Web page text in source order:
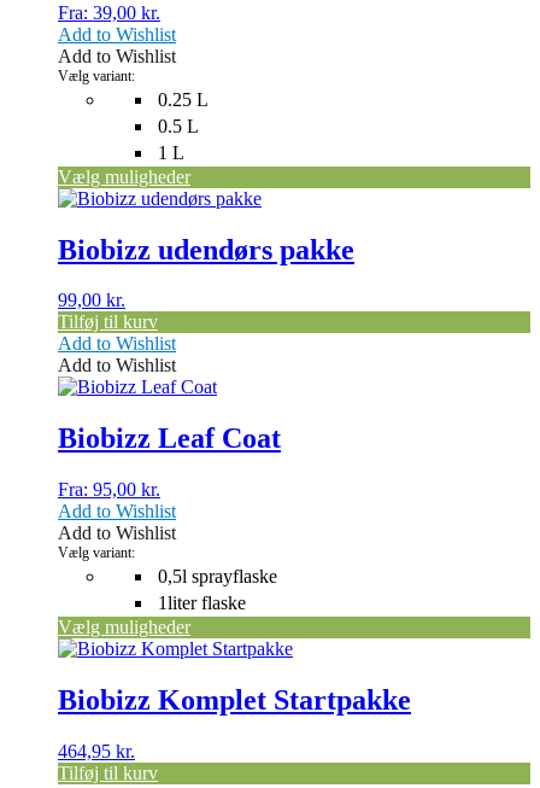
Fra: 39,00 kr.
0.25 L
0.5 L
1 L
Vælg variant:
Vælg muligheder
Mulighederne
kan
vælges
på
varesiden
Add to Wishlist
Add to Wishlist
Biobizz udendørs pakke
99,00 kr.
Tilføj til kurv
Add to Wishlist
Add to Wishlist
Biobizz Leaf Coat
Fra: 95,00 kr.
0,5l sprayflaske
1liter flaske
Vælg variant:
Vælg muligheder
Dette
har
flere
Mulighederne
kan
vælges
på
varesiden
Add to Wishlist
Add to Wishlist
Biobizz Komplet Startpakke
464,95 kr.
Tilføj til kurv